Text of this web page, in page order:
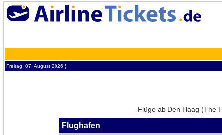
Freitag, 07. August 2026 ¦
Flüge ab Den Haag (The
Flughafen